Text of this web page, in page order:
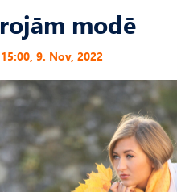
modē
15:00, 9. Nov, 2022